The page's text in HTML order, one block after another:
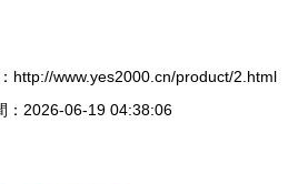
http://www.yes2000.cn/product/2.html
：2026-06-19 04:38:06